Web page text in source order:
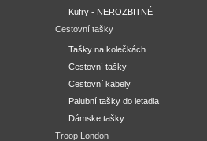
Kufry - NEROZBITNÉ
Cestovní tašky
Tašky na kolečkách
Cestovní tašky
Cestovní kabely
Palubní tašky do letadla
Dámske tašky
Troop London